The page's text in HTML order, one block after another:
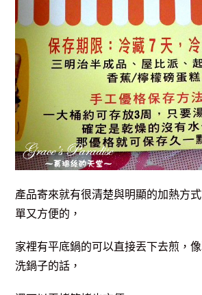
產品寄來就有很清楚與明顯的加熱方
單又方便的，
家裡有平底鍋的可以直接丟下去煎，
洗鍋子的話，